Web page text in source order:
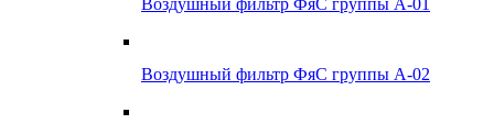
Воздушный фильтр ФяС группы А-01
Воздушный фильтр ФяС группы А-02